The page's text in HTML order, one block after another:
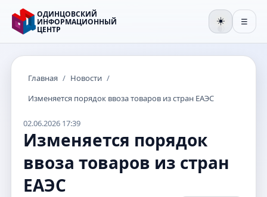
ОДИНЦОВСКИЙ
ИНФОРМАЦИОННЫЙ
ЦЕНТР
☀️ ☰
Главная / Новости /
Изменяется порядок ввоза товаров из стран ЕАЭС
02.06.2026 17:39
Изменяется порядок
ввоза товаров из стран
ЕАЭС